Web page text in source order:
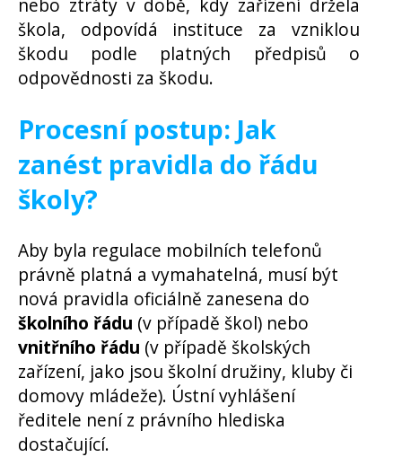
nebo ztráty v době, kdy zařízení držela
škola, odpovídá instituce za vzniklou
škodu podle platných předpisů o
odpovědnosti za škodu.
Procesní postup: Jak
zanést pravidla do řádu
školy?
Aby byla regulace mobilních telefonů
právně platná a vymahatelná, musí být
nová pravidla oficiálně zanesena do
školního řádu (v případě škol) nebo
vnitřního řádu (v případě školských
zařízení, jako jsou školní družiny, kluby či
domovy mládeže). Ústní vyhlášení
ředitele není z právního hlediska
dostačující.